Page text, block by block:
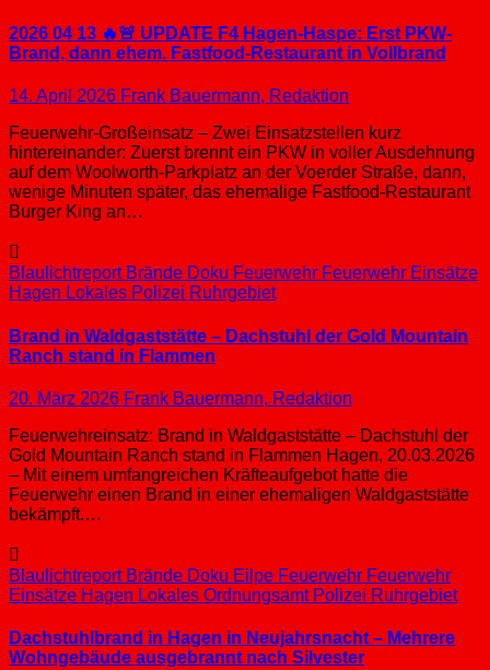
2026 04 13 🔥🚨 UPDATE F4 Hagen-Haspe: Erst PKW-
Brand, dann ehem. Fastfood-Restaurant in Vollbrand
14. April 2026 Frank Bauermann, Redaktion
Feuerwehr-Großeinsatz – Zwei Einsatzstellen kurz
hintereinander: Zuerst brennt ein PKW in voller Ausdehnung
auf dem Woolworth-Parkplatz an der Voerder Straße, dann,
wenige Minuten später, das ehemalige Fastfood-Restaurant
Burger King an…
Blaulichtreport Brände Doku Feuerwehr Feuerwehr Einsätze
Hagen Lokales Polizei Ruhrgebiet
Brand in Waldgaststätte – Dachstuhl der Gold Mountain
Ranch stand in Flammen
20. März 2026 Frank Bauermann, Redaktion
Feuerwehreinsatz: Brand in Waldgaststätte – Dachstuhl der
Gold Mountain Ranch stand in Flammen Hagen, 20.03.2026
– Mit einem umfangreichen Kräfteaufgebot hatte die
Feuerwehr einen Brand in einer ehemaligen Waldgaststätte
bekämpft.…
Blaulichtreport Brände Doku Eilpe Feuerwehr Feuerwehr
Einsätze Hagen Lokales Ordnungsamt Polizei Ruhrgebiet
Dachstuhlbrand in Hagen in Neujahrsnacht – Mehrere
Wohngebäude ausgebrannt nach Silvester